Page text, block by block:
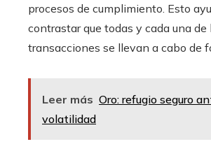
procesos de cumplimiento. Esto
contrastar que todas y cada una de
transacciones se llevan a cabo de
Leer más Oro: refugio seguro
volatilidad